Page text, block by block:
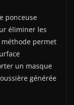
ponceuse
éliminer les
permet
un masque
générée